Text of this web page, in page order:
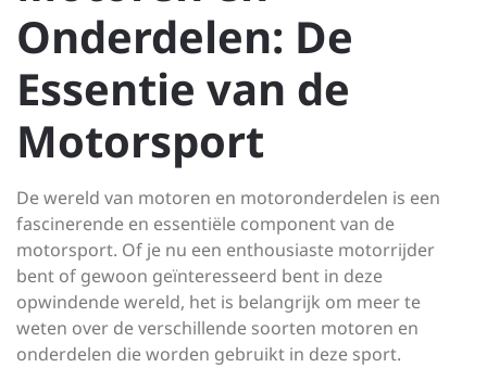
Onderdelen: De
Essentie van de
Motorsport
De wereld van motoren en motoronderdelen is een
fascinerende en essentiële component van de
motorsport. Of je nu een enthousiaste motorrijder
bent of gewoon geïnteresseerd bent in deze
opwindende wereld, het is belangrijk om meer te
weten over de verschillende soorten motoren en
onderdelen die worden gebruikt in deze sport.